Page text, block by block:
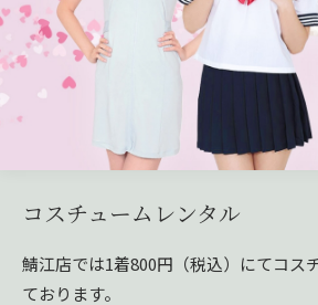
コスチュームレンタル
鯖江店では1着800円（税込）にてコス
ております。